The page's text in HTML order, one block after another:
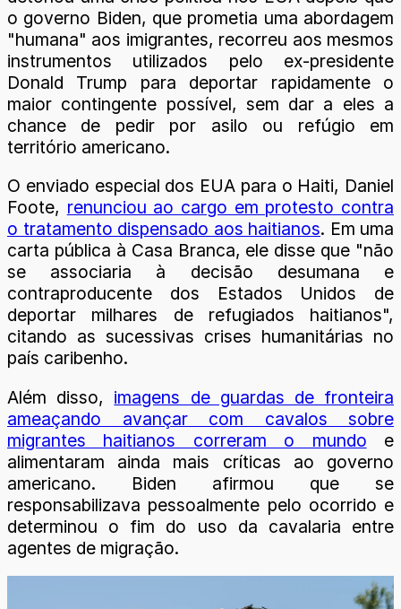
o governo Biden, que prometia uma abordagem
"humana" aos imigrantes, recorreu aos mesmos
instrumentos utilizados pelo ex-presidente
Donald Trump para deportar rapidamente o
maior contingente possível, sem dar a eles a
chance de pedir por asilo ou refúgio em
território americano.
O enviado especial dos EUA para o Haiti, Daniel
Foote, renunciou ao cargo em protesto contra
o tratamento dispensado aos haitianos. Em uma
carta pública à Casa Branca, ele disse que "não
se associaria à decisão desumana e
contraproducente dos Estados Unidos de
deportar milhares de refugiados haitianos",
citando as sucessivas crises humanitárias no
país caribenho.
Além disso, imagens de guardas de fronteira
ameaçando avançar com cavalos sobre
migrantes haitianos correram o mundo e
alimentaram ainda mais críticas ao governo
americano. Biden afirmou que se
responsabilizava pessoalmente pelo ocorrido e
determinou o fim do uso da cavalaria entre
agentes de migração.